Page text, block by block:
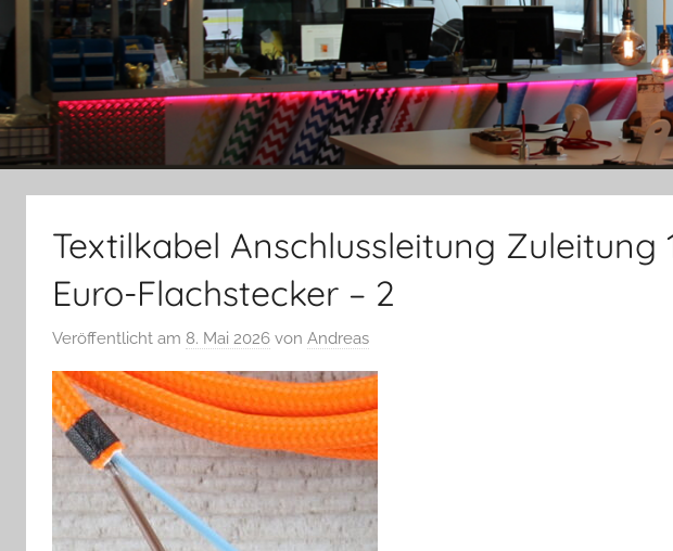
Textilkabel Anschlussleitung Zuleitung
Euro-Flachstecker – 2
Veröffentlicht am 8. Mai 2026 von Andreas